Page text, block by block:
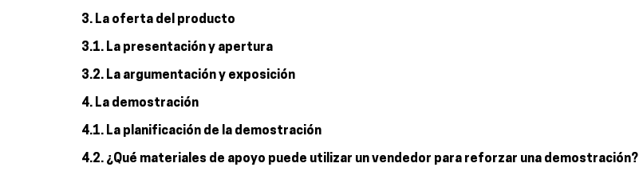
3. La oferta del producto
3.1. La presentación y apertura
3.2. La argumentación y exposición
4. La demostración
4.1. La planificación de la demostración
4.2. ¿Qué materiales de apoyo puede utilizar un vendedor para reforzar una demostración?